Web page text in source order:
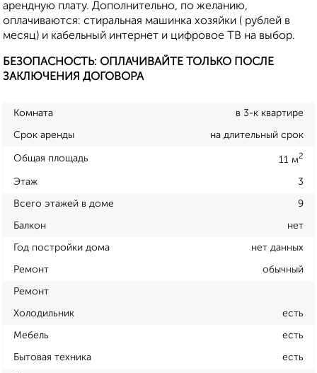
арендную плату. Дополнительно, по желанию,
оплачиваются: стиральная машинка хозяйки ( рублей в
месяц) и кабельный интернет и цифровое ТВ на выбор.
БЕЗОПАСНОСТЬ: ОПЛАЧИВАЙТЕ ТОЛЬКО ПОСЛЕ
ЗАКЛЮЧЕНИЯ ДОГОВОРА
Комната в 3-к квартире
Срок аренды на длительный срок
Общая площадь 11 м2
Этаж 3
Всего этажей в доме 9
Балкон нет
Год постройки дома нет данных
Ремонт обычный
Ремонт
Холодильник есть
Мебель есть
Бытовая техника есть